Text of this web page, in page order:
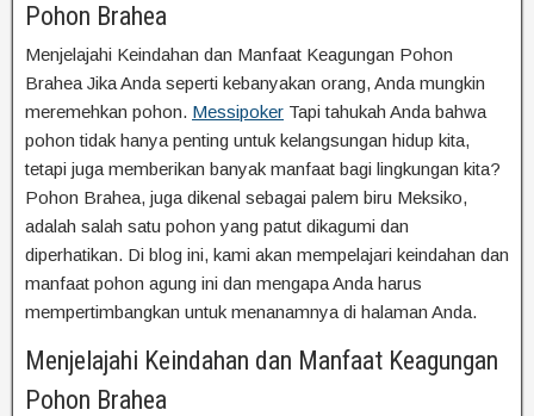
Pohon Brahea
Menjelajahi Keindahan dan Manfaat Keagungan Pohon
Brahea Jika Anda seperti kebanyakan orang, Anda mungkin
meremehkan pohon. Messipoker Tapi tahukah Anda bahwa
pohon tidak hanya penting untuk kelangsungan hidup kita,
tetapi juga memberikan banyak manfaat bagi lingkungan kita?
Pohon Brahea, juga dikenal sebagai palem biru Meksiko,
adalah salah satu pohon yang patut dikagumi dan
diperhatikan. Di blog ini, kami akan mempelajari keindahan dan
manfaat pohon agung ini dan mengapa Anda harus
mempertimbangkan untuk menanamnya di halaman Anda.
Menjelajahi Keindahan dan Manfaat Keagungan
Pohon Brahea